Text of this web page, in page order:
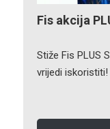
Fis akcija
Stiže Fis PLUS
vrijedi iskoristiti!